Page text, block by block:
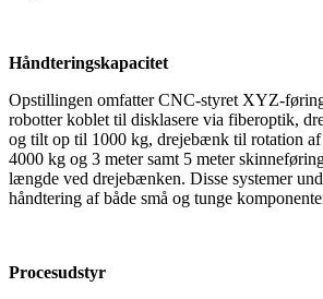
Håndteringskapacitet
Opstillingen omfatter CNC-styret XYZ-
robotter koblet til disklasere via fiberoptik,
og tilt op til 1000 kg, drejebænk til rotation
4000 kg og 3 meter samt 5 meter
længde ved drejebænken. Disse systemer
håndtering af både små og tunge
Procesudstyr